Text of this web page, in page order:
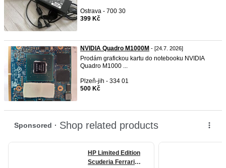
Ostrava - 700 30
399 Kč
NVIDIA Quadro M1000M - [24.7. 2026]
Prodám grafickou kartu do notebooku NVIDIA
Quadro M1000 ...
Plzeň-jih - 334 01
500 Kč